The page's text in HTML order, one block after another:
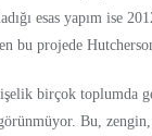
esas yapım ise
bu projede
birçok toplumda
Bu,